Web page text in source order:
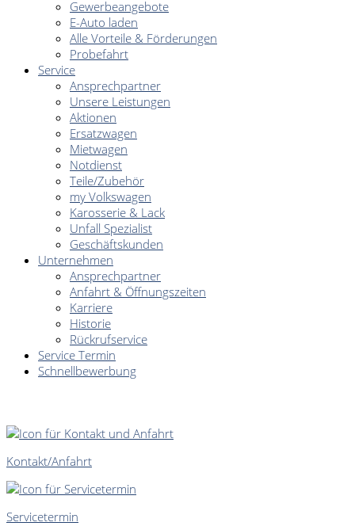
Gewerbeangebote
E-Auto laden
Alle Vorteile & Förderungen
Probefahrt
Service
Ansprechpartner
Unsere Leistungen
Aktionen
Ersatzwagen
Mietwagen
Notdienst
Teile/Zubehör
my Volkswagen
Karosserie & Lack
Unfall Spezialist
Geschäftskunden
Unternehmen
Ansprechpartner
Anfahrt & Öffnungszeiten
Karriere
Historie
Rückrufservice
Service Termin
Schnellbewerbung
Kontakt/Anfahrt
Servicetermin